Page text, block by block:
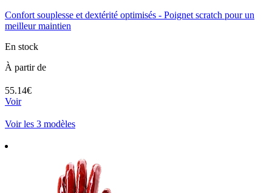
Confort souplesse et dextérité optimisés - Poignet scratch pour un
meilleur maintien
En stock
À partir de
55.14€
Voir
Voir les 3 modèles